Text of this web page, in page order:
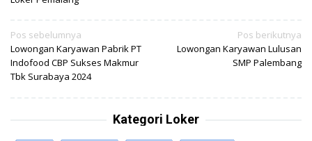
Navigasi
pos
Pos sebelumnya
Lowongan Karyawan Pabrik PT
Indofood CBP Sukses Makmur
Tbk Surabaya 2024
Pos berikutnya
Lowongan Karyawan Lulusan
SMP Palembang
Kategori Loker